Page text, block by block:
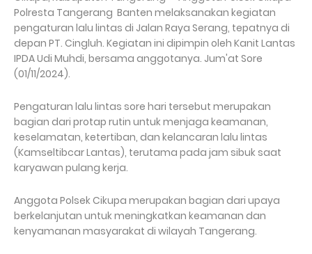
Polresta Tangerang Banten melaksanakan kegiatan
pengaturan lalu lintas di Jalan Raya Serang, tepatnya di
depan PT. Cingluh. Kegiatan ini dipimpin oleh Kanit Lantas
IPDA Udi Muhdi, bersama anggotanya. Jum'at Sore
(01/11/2024).
Pengaturan lalu lintas sore hari tersebut merupakan
bagian dari protap rutin untuk menjaga keamanan,
keselamatan, ketertiban, dan kelancaran lalu lintas
(Kamseltibcar Lantas), terutama pada jam sibuk saat
karyawan pulang kerja.
Anggota Polsek Cikupa merupakan bagian dari upaya
berkelanjutan untuk meningkatkan keamanan dan
kenyamanan masyarakat di wilayah Tangerang.